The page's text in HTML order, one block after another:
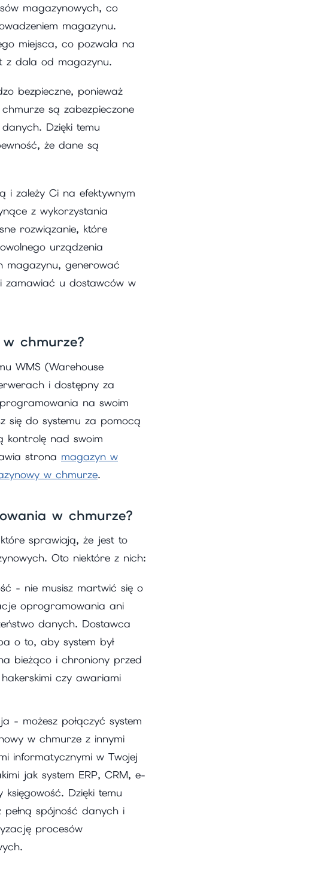
magazynowych, co
magazynu.
miejsca, co pozwala na
z dala od magazynu.
bezpieczne, ponieważ
są zabezpieczone
Dzięki temu
że dane są
i zależy Ci na efektywnym
z wykorzystania
rozwiązanie, które
urządzenia
magazynu, generować
zamawiać u dostawców w
chmurze?
WMS (Warehouse
i dostępny za
na swoim
się do systemu za pomocą
kontrolę nad swoim
strona magazyn w
w chmurze.
w chmurze?
sprawiają, że jest to
Oto niektóre z nich:
- nie musisz martwić się o
oprogramowania ani
danych. Dostawca
o to, aby system był
bieżąco i chroniony przed
czy awariami
- możesz połączyć system
w chmurze z innymi
informatycznymi w Twojej
jak system ERP, CRM, e-
księgowość. Dzięki temu
pełną spójność danych i
procesów